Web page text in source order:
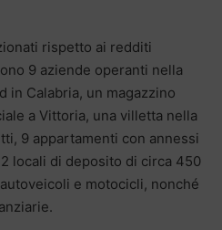
rispetto ai redditi
9 aziende operanti nella
in Calabria, un magazzino
a Vittoria, una villetta nella
9 appartamenti con annessi
locali di deposito di circa 450
e motocicli, nonché